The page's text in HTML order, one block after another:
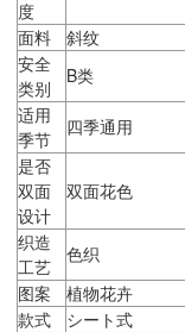
度
面料
斜纹
安全
类别
B类
适用
季节
四季通用
是否
双面
设计
双面花色
织造
工艺
色织
图案
植物花卉
款式
シート式